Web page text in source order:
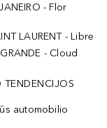
- Flor
LAURENT - Libre
- Cloud
TENDENCIJOS
automobilio